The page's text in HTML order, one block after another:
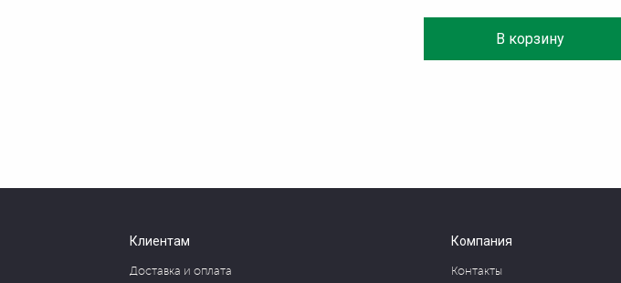
В корзину
Клиентам
Доставка и оплата
Компания
Контакты